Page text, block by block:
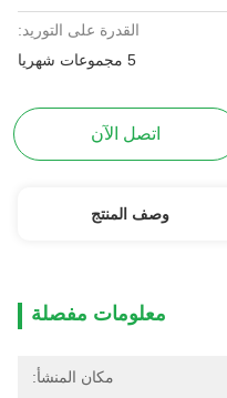
القدرة على التوريد:
5 مجموعات شهريا
اتصل الآن
وصف المنتج
معلومات مفصلة
مكان المنشأ: